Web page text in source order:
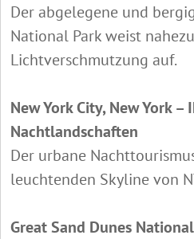
Der abgelegene und
National Park weist
Lichtverschmutzung auf.
New York City, New York
Nachtlandschaften
Der urbane
leuchtenden Skyline von
Great Sand Dunes